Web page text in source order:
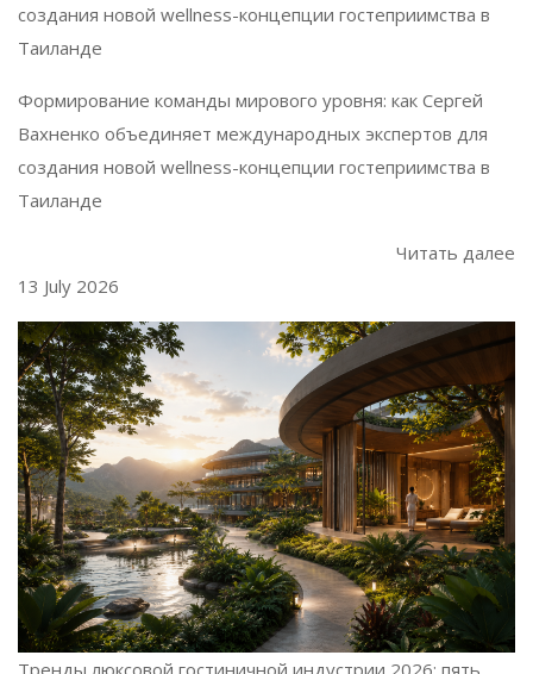
создания новой wellness-концепции гостеприимства в
Таиланде
Формирование команды мирового уровня: как Сергей
Вахненко объединяет международных экспертов для
создания новой wellness-концепции гостеприимства в
Таиланде
Читать далее
13 July 2026